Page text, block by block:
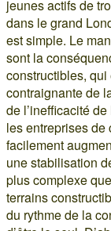
jeunes actifs de
dans le grand
est simple. Le
sont la
constructibles,
contraignante de
de l’inefficacité
les entreprises
facilement
une stabilisation
plus complexe
terrains
du rythme de la